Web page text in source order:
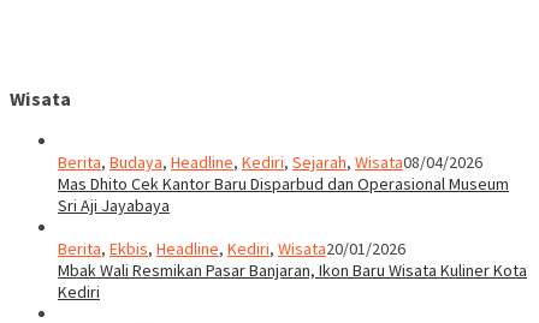
Wisata
Berita, Budaya, Headline, Kediri, Sejarah, Wisata08/04/2026
Mas Dhito Cek Kantor Baru Disparbud dan Operasional Museum
Sri Aji Jayabaya
Berita, Ekbis, Headline, Kediri, Wisata20/01/2026
Mbak Wali Resmikan Pasar Banjaran, Ikon Baru Wisata Kuliner Kota
Kediri